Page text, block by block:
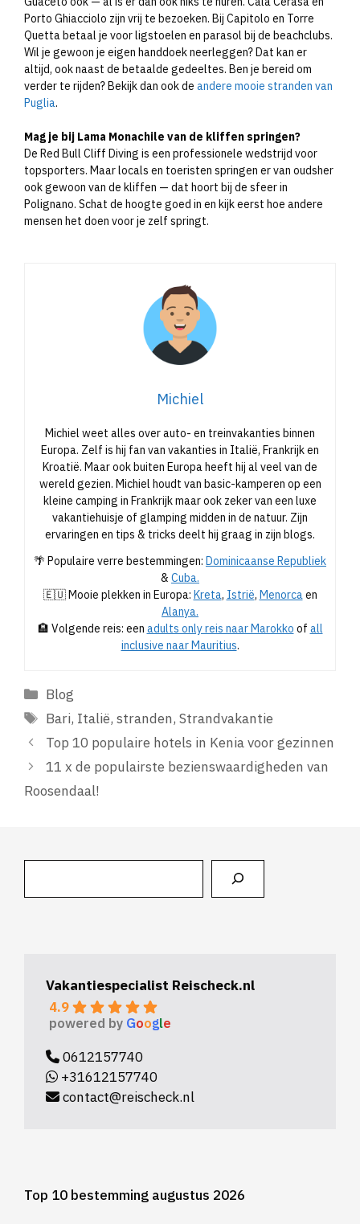
Porto Ghiacciolo zijn vrij te bezoeken. Bij Capitolo en Torre
Quetta betaal je voor ligstoelen en parasol bij de beachclubs.
Wil je gewoon je eigen handdoek neerleggen? Dat kan er
altijd, ook naast de betaalde gedeeltes. Ben je bereid om
verder te rijden? Bekijk dan ook de andere mooie stranden van
Puglia.
Mag je bij Lama Monachile van de kliffen springen?
De Red Bull Cliff Diving is een professionele wedstrijd voor
topsporters. Maar locals en toeristen springen er van oudsher
ook gewoon van de kliffen — dat hoort bij de sfeer in
Polignano. Schat de hoogte goed in en kijk eerst hoe andere
mensen het doen voor je zelf springt.
Michiel
Michiel weet alles over auto- en treinvakanties binnen
Europa. Zelf is hij fan van vakanties in Italië, Frankrijk en
Kroatië. Maar ook buiten Europa heeft hij al veel van de
wereld gezien. Michiel houdt van basic-kamperen op een
kleine camping in Frankrijk maar ook zeker van een luxe
vakantiehuisje of glamping midden in de natuur. Zijn
ervaringen en tips & tricks deelt hij graag in zijn blogs.
🌴 Populaire verre bestemmingen: Dominicaanse Republiek
& Cuba.
🇪🇺 Mooie plekken in Europa: Kreta, Istrië, Menorcaen
Alanya.
🏨 Volgende reis: een adults only reis naar Marokko of all
inclusive naar Mauritius.
Categorieën
Blog
Tags
Bari, Italië,stranden,Strandvakantie
Top 10 populaire hotels in Kenia voor gezinnen
11 x de populairste bezienswaardigheden van
Roosendaal!
Vakantiespecialist Reischeck.nl
4.9
powered by Google
0612157740
+31612157740
contact@reischeck.nl
Top 10 bestemming augustus 2026